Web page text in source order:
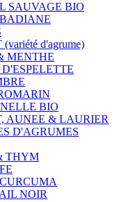
SAUVAGE BIO
BADIANE
d'agrume)
MENTHE
BIO
AUNEE & LAURIER
D'AGRUMES
THYM
CURCUMA
NOIR